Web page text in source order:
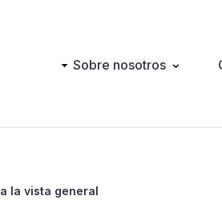
Main Sobre nosotros
la vista general